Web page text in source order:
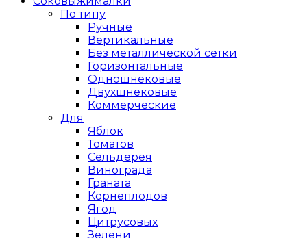
По типу
Ручные
Вертикальные
Без металлической сетки
Горизонтальные
Одношнековые
Двухшнековые
Коммерческие
Для
Яблок
Томатов
Cельдерея
Винограда
Граната
Корнеплодов
Ягод
Цитрусовых
Зелени